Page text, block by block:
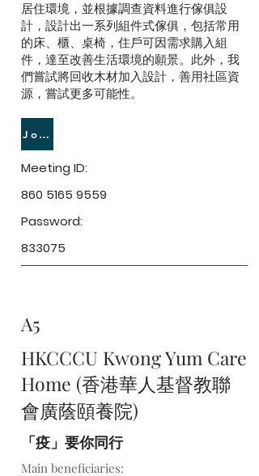
Join Meeting
居住環境，並根據調查資料進行傢俱設
計，設計出一系列組件式傢俱，包括常用
的床、櫃、桌椅，住戶可因需求購入組
件，達至改善生活環境的願景。此外，我
們嘗試將回收木材加入設計，善用社區資
源，嘗試更多可能性。
Meeting ID:
860 5165 9559
Password:
833075
A5
HKCCCU Kwong Yum Care
Home (香港華人基督教聯
會廣蔭頤養院)
「疫」要你同行
Main beneficiaries: